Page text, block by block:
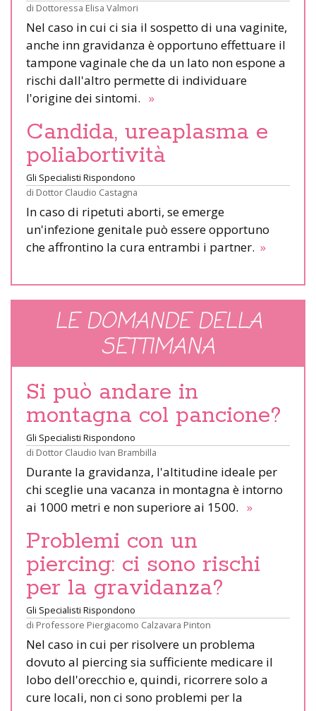
di Dottoressa Elisa Valmori
Nel caso in cui ci sia il sospetto di una vaginite,
anche inn gravidanza è opportuno effettuare il
tampone vaginale che da un lato non espone a
rischi dall'altro permette di individuare
l'origine dei sintomi. »
Candida, ureaplasma e
poliabortività
Gli Specialisti Rispondono
di Dottor Claudio Castagna
In caso di ripetuti aborti, se emerge
un'infezione genitale può essere opportuno
che affrontino la cura entrambi i partner. »
LE DOMANDE DELLA
SETTIMANA
Si può andare in
montagna col pancione?
Gli Specialisti Rispondono
di Dottor Claudio Ivan Brambilla
Durante la gravidanza, l'altitudine ideale per
chi sceglie una vacanza in montagna è intorno
ai 1000 metri e non superiore ai 1500. »
Problemi con un
piercing: ci sono rischi
per la gravidanza?
Gli Specialisti Rispondono
di Professore Piergiacomo Calzavara Pinton
Nel caso in cui per risolvere un problema
dovuto al piercing sia sufficiente medicare il
lobo dell'orecchio e, quindi, ricorrere solo a
cure locali, non ci sono problemi per la